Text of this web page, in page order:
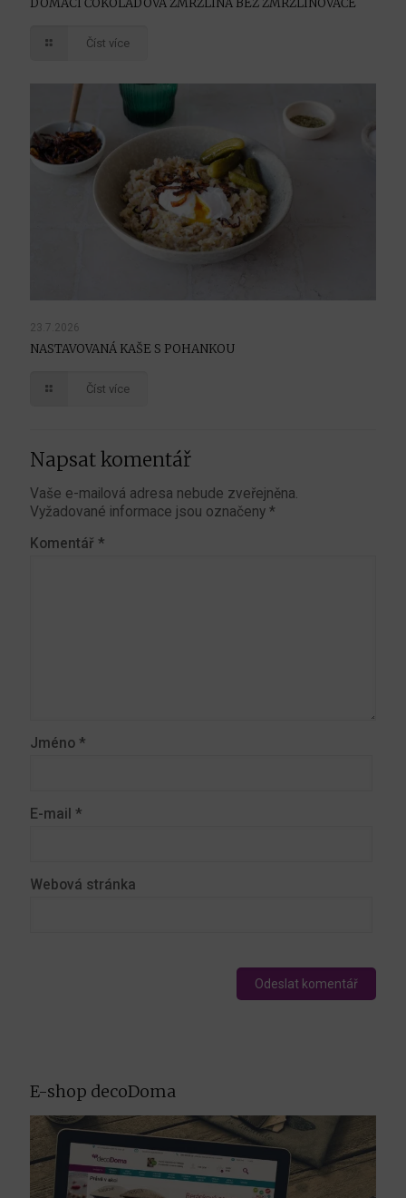
Číst více
23.7.2026
NASTAVOVANÁ KAŠE S POHANKOU
Číst více
Napsat komentář
Vaše e-mailová adresa nebude zveřejněna.
Vyžadované informace jsou označeny *
Komentář *
Jméno *
E-mail *
Webová stránka
E-shop decoDoma